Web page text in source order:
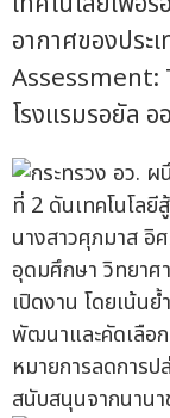
อากาศของปร
Assessment:
โรงแรมรอยัล อ
นางสาวศุภมาส อิ
อุดมศึกษา วิทยาศ
เปิดงาน โดยเน้น
พัฒนาและคัดเลือก
หมายการลดการป
สนับสนุนจากนาน